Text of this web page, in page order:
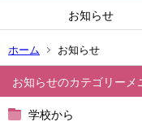
お知らせ
ホーム お知らせ
お知らせ
学校から